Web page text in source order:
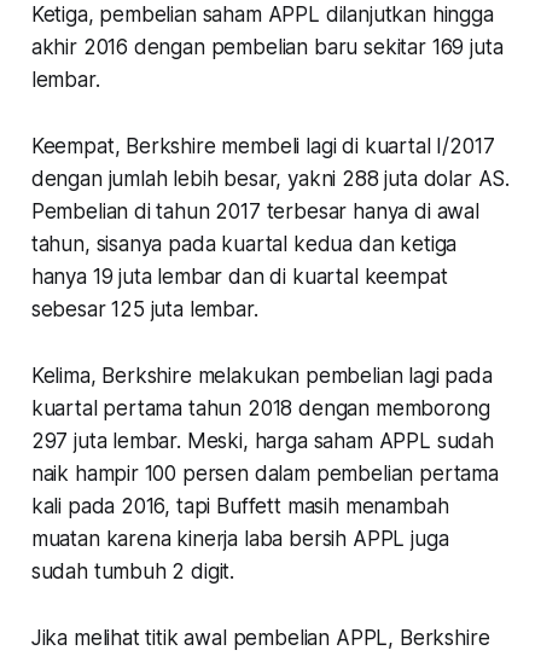
Ketiga, pembelian saham APPL dilanjutkan hingga
akhir 2016 dengan pembelian baru sekitar 169 juta
lembar.
Keempat, Berkshire membeli lagi di kuartal I/2017
dengan jumlah lebih besar, yakni 288 juta dolar AS.
Pembelian di tahun 2017 terbesar hanya di awal
tahun, sisanya pada kuartal kedua dan ketiga
hanya 19 juta lembar dan di kuartal keempat
sebesar 125 juta lembar.
Kelima, Berkshire melakukan pembelian lagi pada
kuartal pertama tahun 2018 dengan memborong
297 juta lembar. Meski, harga saham APPL sudah
naik hampir 100 persen dalam pembelian pertama
kali pada 2016, tapi Buffett masih menambah
muatan karena kinerja laba bersih APPL juga
sudah tumbuh 2 digit.
Jika melihat titik awal pembelian APPL, Berkshire